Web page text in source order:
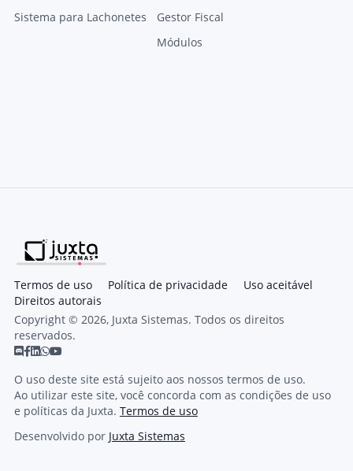
Sistema para Lachonetes
Gestor Fiscal
Módulos
Termos de uso Política de privacidade
Uso aceitável
Direitos autorais
Copyright © 2026, Juxta Sistemas. Todos os direitos
reservados.
O uso deste site está sujeito aos nossos termos de uso.
Ao utilizar este site, você concorda com as condições de uso
e políticas da Juxta. Termos de uso
Desenvolvido por Juxta Sistemas